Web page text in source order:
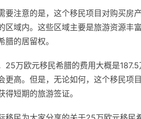
要注意的是，这个移民项目对购买房
区域内。这些区域主要是旅游资源丰
腊的居留权。
25万欧元移民希腊的费用大概是
更高。但是，无论如何，这个移民项
得短期的旅游签证。